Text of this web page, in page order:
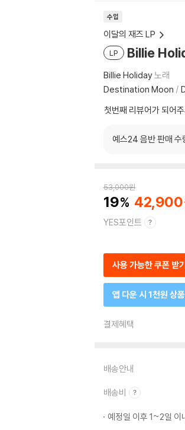
수입
이달의 재즈 LP
LP Billie
Billie Holiday노래
Destination Moon /
첫번째 리뷰어가 되어
예스24 음반 판매 수
53,000원
19 42,900
YES포인트
사용 가능한 쿠폰 받
앱 다운 시 1천원 상
결제혜택
배송안내
배송비
예정일 이후 1~2일 이